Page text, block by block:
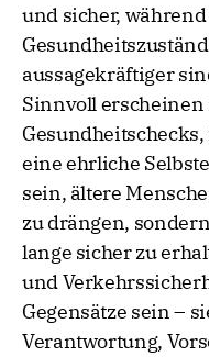
und sicher,
aussagekräftiger
Sinnvoll erscheinen
eine ehrliche
sein, ältere
zu drängen,
lange sicher zu
und
Gegensätze sein –
Verantwortung,